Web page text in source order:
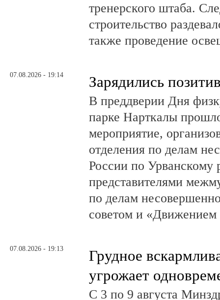
тренерского штаба.
строительство
также проведение
07.08.2026 - 19:14 Зарядились
В преддверии Дня
парке Нарткалы
мероприятие,
отделения по делам
России по Урванскому
представителями
по делам
советом и
07.08.2026 - 19:13
Грудное
угрожает
С 3 по 9 августа